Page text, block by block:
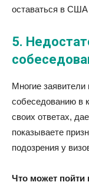
оставаться в США
5.
Многие заявители
собеседованию в
своих ответах,
показываете
подозрения у
Что может пойти